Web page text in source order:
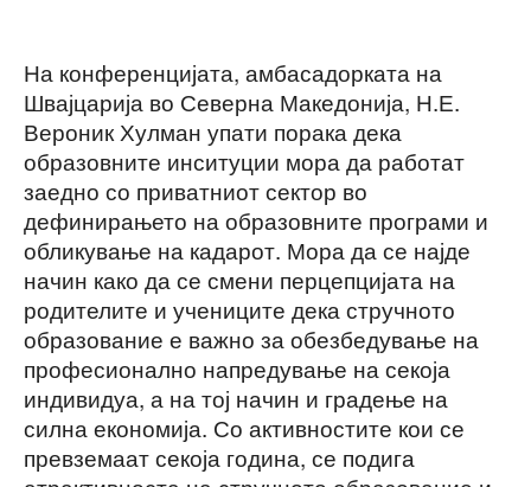
На конференцијата, амбасадорката на
Швајцарија во Северна Македонија, Н.Е.
Вероник Хулман упати порака дека
образовните инситуции мора да работат
заедно со приватниот сектор во
дефинирањето на образовните програми и
обликување на кадарот. Мора да се најде
начин како да се смени перцепцијата на
родителите и учениците дека стручното
образование е важно за обезбедување на
професионално напредување на секоја
индивидуа, а на тој начин и градење на
силна економија. Со активностите кои се
превземаат секоја година, се подига